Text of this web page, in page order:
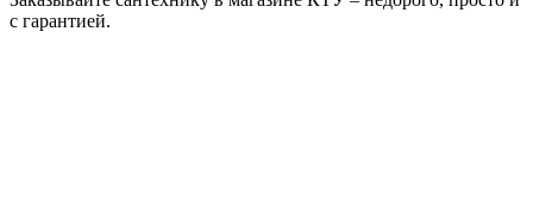
с гарантией.